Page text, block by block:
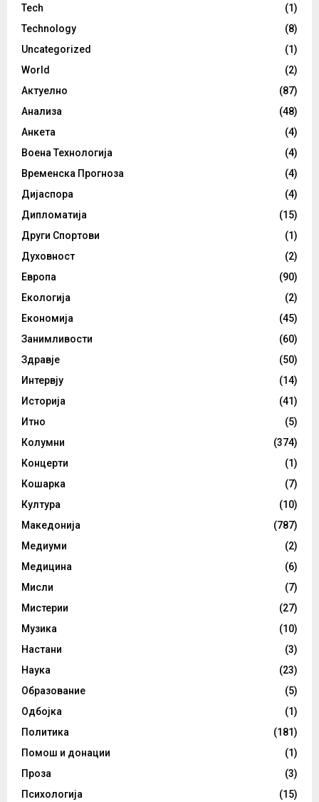
Tech
(1)
Technology
(8)
Uncategorized
(1)
World
(2)
Актуелно
(87)
Анализа
(48)
Анкета
(4)
Воена Технологија
(4)
Временска Прогноза
(4)
Дијаспора
(4)
Дипломатија
(15)
Други Спортови
(1)
Духовност
(2)
Европа
(90)
Екологија
(2)
Економија
(45)
Занимливости
(60)
Здравје
(50)
Интервју
(14)
Историја
(41)
Итно
(5)
Колумни
(374)
Концерти
(1)
Кошарка
(7)
Култура
(10)
Македонија
(787)
Медиуми
(2)
Медицина
(6)
Мисли
(7)
Мистерии
(27)
Музика
(10)
Настани
(3)
Наука
(23)
Образование
(5)
Одбојка
(1)
Политика
(181)
Помош и донации
(1)
Проза
(3)
Психологија
(15)